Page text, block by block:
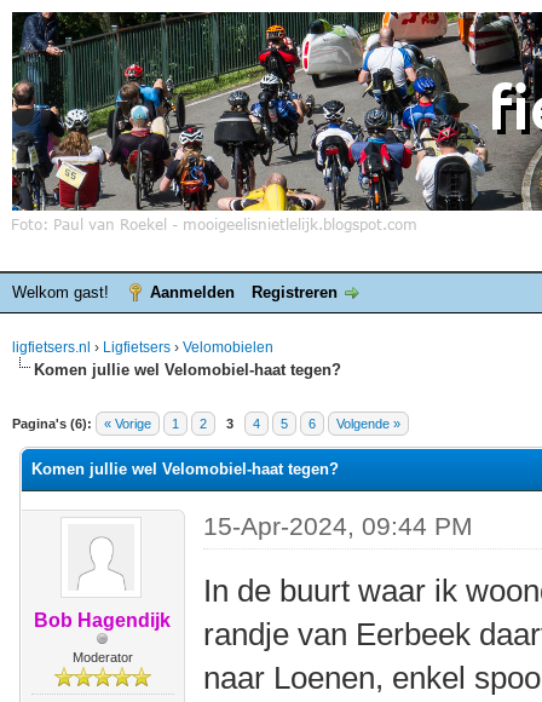
Welkom gast! Aanmelden Registreren
ligfietsers.nl › Ligfietsers › Velomobielen
Komen jullie wel Velomobiel-haat tegen?
Pagina's (6): « Vorige 1 2 3 4 5 6 Volgende »
waardering is 0
Komen jullie wel Velomobiel-haat tegen?
Bob Hagendijk
Moderator
15-Apr-2024, 09:44 PM
In de buurt waar ik
randje van Eerbeek
naar Loenen, enkel